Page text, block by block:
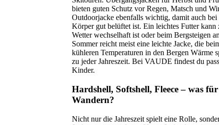
bieten guten Schutz vor Regen, Matsch und
Outdoorjacke ebenfalls wichtig, damit auch
Körper gut belüftet ist. Ein leichtes Futter kann
Wetter wechselhaft ist oder beim Bergsteigen
Sommer reicht meist eine leichte Jacke, die
kühleren Temperaturen in den Bergen Wärme
zu jeder Jahreszeit. Bei VAUDE findest du
Kinder.
Hardshell, Softshell, Fleece – was
Wandern?
Nicht nur die Jahreszeit spielt eine Rolle,